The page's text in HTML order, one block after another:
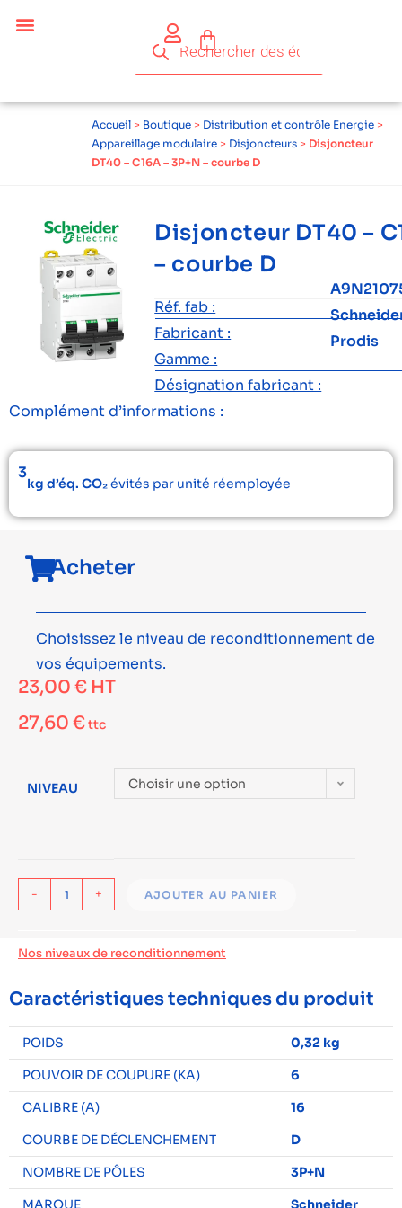
Accueil > Boutique > Distribution et contrôle Energie >
Appareillage modulaire > Disjoncteurs > Disjoncteur
DT40 – C16A – 3P+N – courbe D
Disjoncteur DT40 –
– courbe D
Réf. fab :
Fabricant :
Gamme :
Prodis
Désignation fabricant :
Complément d’informations :
3
kg d’éq. CO₂évités par unité réemployée
Acheter
Choisissez le niveau de reconditionnement de
vos équipements.
23,00 € HT
27,60 €ttc
NIVEAU Choisir une option
- + AJOUTER AU PANIER
Nos niveaux de reconditionnement
Caractéristiques techniques du produit
POIDS
0,32 kg
POUVOIR DE COUPURE (KA)
6
CALIBRE (A)
16
COURBE DE DÉCLENCHEMENT
D
NOMBRE DE PÔLES
3P+N
MARQUE
Schneider